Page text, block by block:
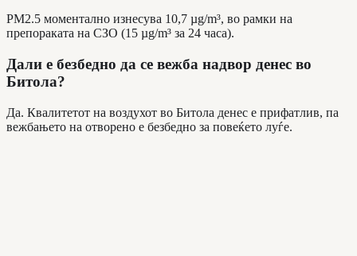
PM2.5 моментално изнесува 10,7 µg/m³, во рамки на
препораката на СЗО (15 µg/m³ за 24 часа).
Дали е безбедно да се вежба надвор денес во
Битола?
Да. Квалитетот на воздухот во Битола денес е прифатлив, па
вежбањето на отворено е безбедно за повеќето луѓе.